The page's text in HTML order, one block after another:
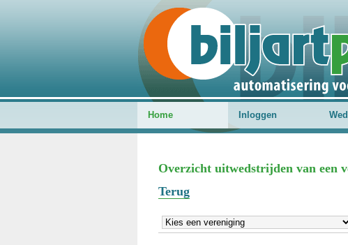
Home Inloggen
Overzicht uitwedstrijden van een
Terug